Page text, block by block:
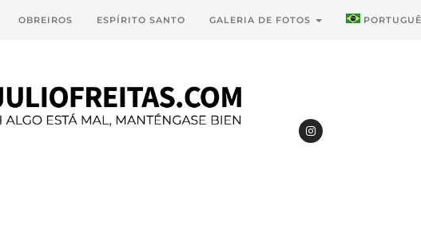
OBREIROS ESPÍRITO SANTO GALERIA DE FOTOS